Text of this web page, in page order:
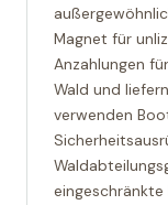
Magnet für
Anzahlungen
Wald und
verwenden
eingeschränkte